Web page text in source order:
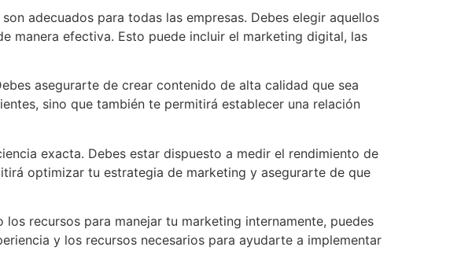
adecuados para todas las empresas. Debes elegir aquellos
manera efectiva. Esto puede incluir el marketing digital, las
asegurarte de crear contenido de alta calidad que sea
sino que también te permitirá establecer una relación
exacta. Debes estar dispuesto a medir el rendimiento de
optimizar tu estrategia de marketing y asegurarte de que
los recursos para manejar tu marketing internamente, puedes
y los recursos necesarios para ayudarte a implementar